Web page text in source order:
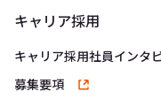
キャリア採用
キャリア採用社員インタ
募集要項